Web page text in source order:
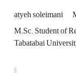
atyeh soleimani
M.Sc. Student of
Tabatabai